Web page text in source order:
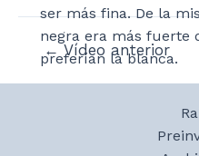
ser más fina. De la
negra era más fuerte
preferían la blanca.
Navegación
← Vídeo anterior